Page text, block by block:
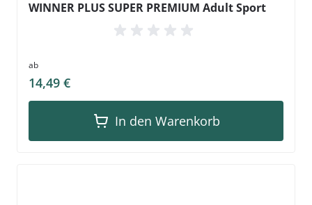
WINNER PLUS SUPER PREMIUM Adult Sport
ab
14,49 €
In den Warenkorb